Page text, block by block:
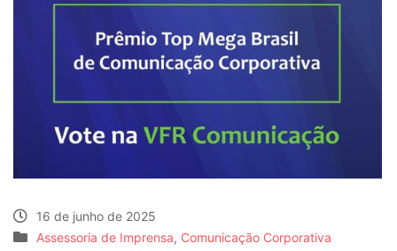
16 de junho de 2025
Assessoria de Imprensa, Comunicação Corporativa